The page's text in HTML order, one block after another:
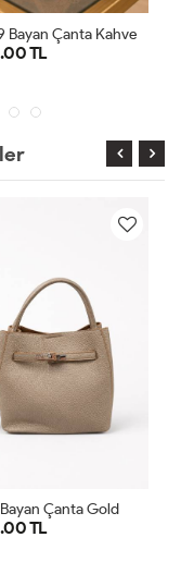
Bayan Çanta Kahve
TL
Çanta Gold
TL